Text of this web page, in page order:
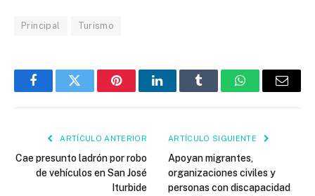
Principal Turismo
FacebookTwitter PinterestLinkedInTumblr WhatsAppEmail
ARTÍCULO ANTERIOR
Cae presunto ladrón por robo
de vehículos en San José
Iturbide
ARTÍCULO SIGUIENTE
Apoyan migrantes,
organizaciones civiles y
personas con discapacidad